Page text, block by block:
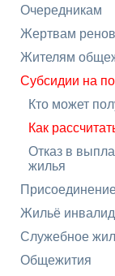
Очередникам
Жертвам
Жителям
Субсидии на
Кто может
Как
Отказ в
жилья
Жильё
Служебное
Общежития